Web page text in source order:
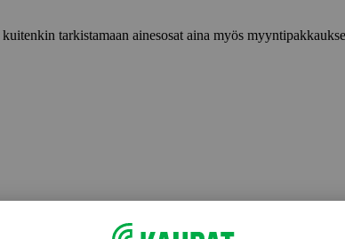
tarkistamaan ainesosat aina myös